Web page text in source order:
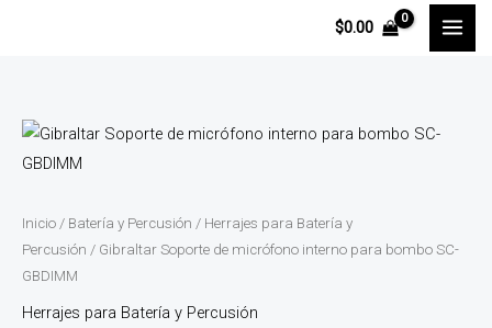
$0.00
Inicio / Batería y Percusión / Herrajes para Batería y
Percusión / Gibraltar Soporte de micrófono interno para bombo SC-
GBDIMM
Herrajes para Batería y Percusión
Gibraltar
Soporte
micrófono
interno
para
bombo